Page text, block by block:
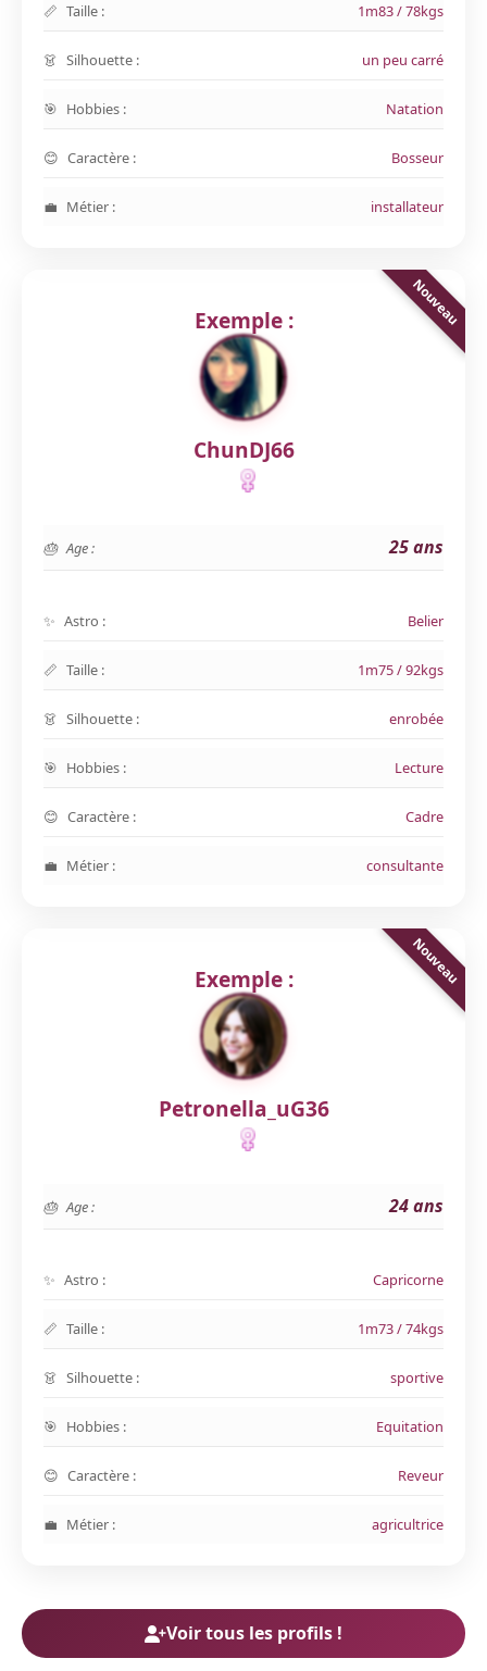
Taille : 1m83 / 78kgs
Silhouette : un peu carré
Hobbies : Natation
Caractère : Bosseur
Métier : installateur
Exemple :
ChunDJ66
Age : 25 ans
Astro : Belier
Taille : 1m75 / 92kgs
Silhouette : enrobée
Hobbies : Lecture
Caractère : Cadre
Métier : consultante
Exemple :
Petronella_uG36
Age : 24 ans
Astro : Capricorne
Taille : 1m73 / 74kgs
Silhouette : sportive
Hobbies : Equitation
Caractère : Reveur
Métier : agricultrice
Voir tous les profils !